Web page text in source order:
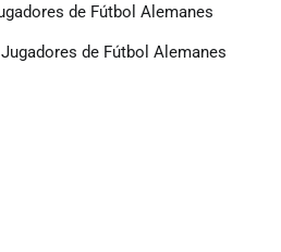
de Fútbol Alemanes
de Fútbol Alemanes